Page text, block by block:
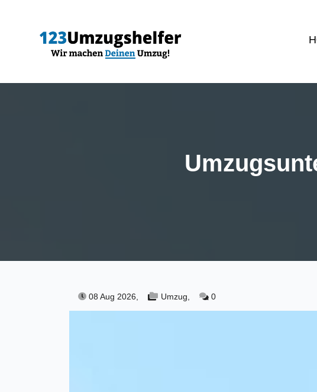
08 Aug 2026, Umzug, 0